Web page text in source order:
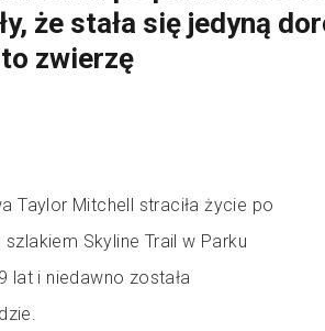
że stała się jedyną
zwierzę
Taylor Mitchell straciła życie po
Skyline Trail w Parku
lat i niedawno została